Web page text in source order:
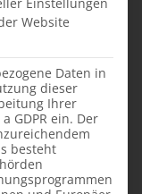
die
Zusätzlich
Website
Daten in
dieser
Ihrer
GDPR ein. Der
besteht